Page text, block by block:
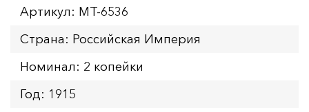
Артикул: MT-6536
Страна: Российская Империя
Номинал: 2 копейки
Год: 1915